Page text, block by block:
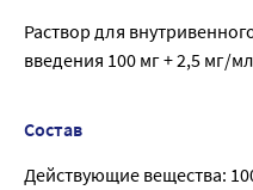
Раствор для
введения 100 мг + 2,5 мг/
Состав
Действующие вещества: